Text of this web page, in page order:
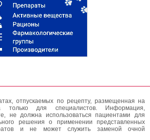
отпускаемых по рецепту, размещенная на
только для специалистов. Информация,
не должна использоваться пациентами для
решения о применении представленных
и не может служить заменой очной